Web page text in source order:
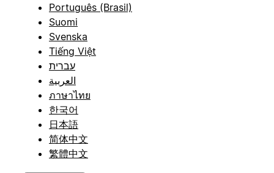
Português (Brasil)
Suomi
Svenska
Tiếng Việt
עברית
العربية
ภาษาไทย
한국어
日本語
简体中文
繁體中文